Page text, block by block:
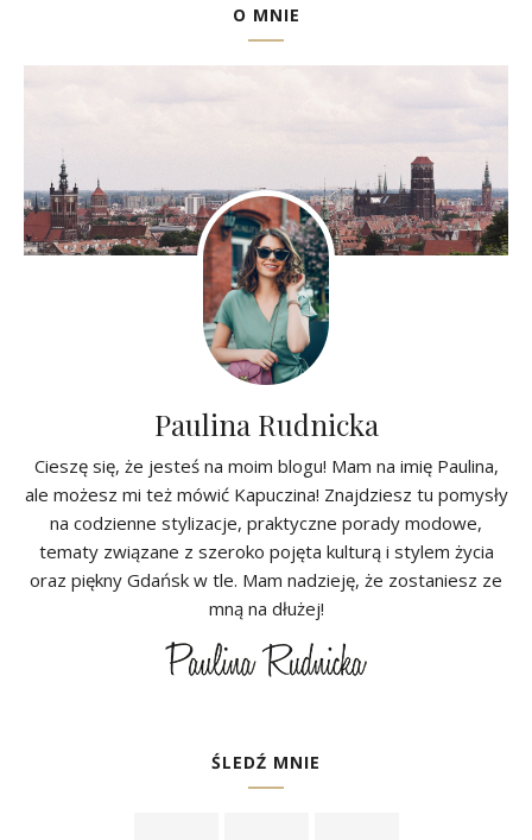
O MNIE
Paulina Rudnicka
Cieszę się, że jesteś na moim blogu! Mam na imię Paulina,
ale możesz mi też mówić Kapuczina! Znajdziesz tu pomysły
na codzienne stylizacje, praktyczne porady modowe,
tematy związane z szeroko pojęta kulturą i stylem życia
oraz piękny Gdańsk w tle. Mam nadzieję, że zostaniesz ze
mną na dłużej!
ŚLEDŹ MNIE